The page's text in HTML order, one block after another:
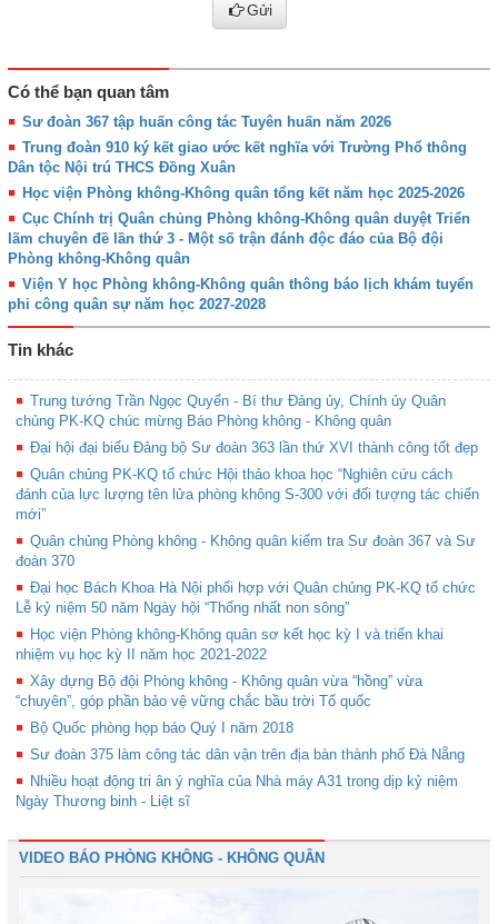
Gửi
Có thể bạn quan tâm
Sư đoàn 367 tập huấn công tác Tuyên huấn năm 2026
Trung đoàn 910 ký kết giao ước kết nghĩa với Trường Phổ thông
Dân tộc Nội trú THCS Đồng Xuân
Học viện Phòng không-Không quân tổng kết năm học 2025-2026
Cục Chính trị Quân chủng Phòng không-Không quân duyệt Triển
lãm chuyên đề lần thứ 3 - Một số trận đánh độc đáo của Bộ đội
Phòng không-Không quân
Viện Y học Phòng không-Không quân thông báo lịch khám tuyển
phi công quân sự năm học 2027-2028
Tin khác
Trung tướng Trần Ngọc Quyến - Bí thư Đảng ủy, Chính ủy Quân
chủng PK-KQ chúc mừng Báo Phòng không - Không quân
Đại hội đại biểu Đảng bộ Sư đoàn 363 lần thứ XVI thành công tốt đẹp
Quân chủng PK-KQ tổ chức Hội thảo khoa học “Nghiên cứu cách
đánh của lực lượng tên lửa phòng không S-300 với đối tượng tác chiến
mới”
Quân chủng Phòng không - Không quân kiểm tra Sư đoàn 367 và Sư
đoàn 370
Đại học Bách Khoa Hà Nội phối hợp với Quân chủng PK-KQ tổ chức
Lễ kỷ niệm 50 năm Ngày hội “Thống nhất non sông”
Học viện Phòng không-Không quân sơ kết học kỳ I và triển khai
nhiệm vụ học kỳ II năm học 2021-2022
Xây dựng Bộ đội Phòng không - Không quân vừa “hồng” vừa
“chuyên”, góp phần bảo vệ vững chắc bầu trời Tổ quốc
Bộ Quốc phòng họp báo Quý I năm 2018
Sư đoàn 375 làm công tác dân vận trên địa bàn thành phố Đà Nẵng
Nhiều hoạt động tri ân ý nghĩa của Nhà máy A31 trong dịp kỷ niệm
Ngày Thương binh - Liệt sĩ
VIDEO BÁO PHÒNG KHÔNG - KHÔNG QUÂN